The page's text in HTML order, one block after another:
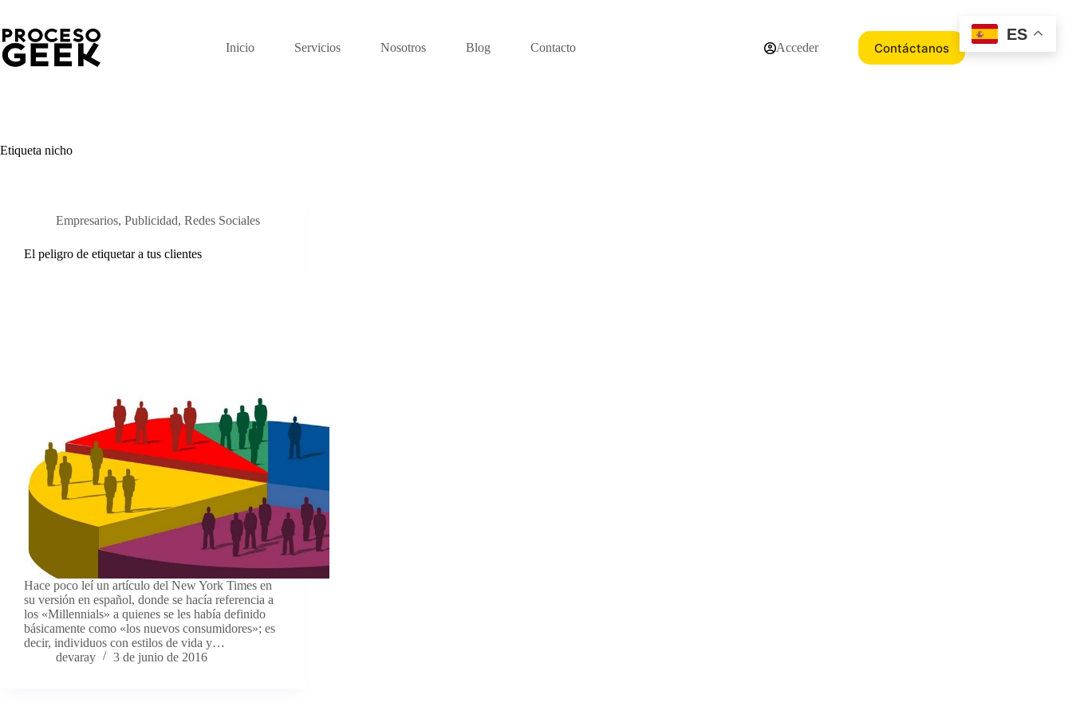
contenido
Inicio
Servicios Nosotros Blog Contacto Acceder Contáctanos
Etiqueta nicho
Empresarios, Publicidad, Redes Sociales
El peligro de etiquetar a tus clientes
Hace poco leí un artículo del New York Times en
su versión en español, donde se hacía referencia a
los «Millennials» a quienes se les había definido
básicamente como «los nuevos consumidores»; es
decir, individuos con estilos de vida y…
devaray
3 de junio de 2016
ES